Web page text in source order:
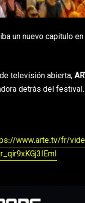
un nuevo capitulo
televisión abierta,
detrás del festival.
www.arte.tv/fr/